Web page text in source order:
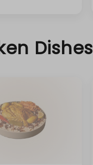
Dishes